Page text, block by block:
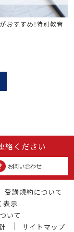
おすすめ！特別教育
絡ください
お問い合わせ
受講規約について
表示
いて
サイトマップ